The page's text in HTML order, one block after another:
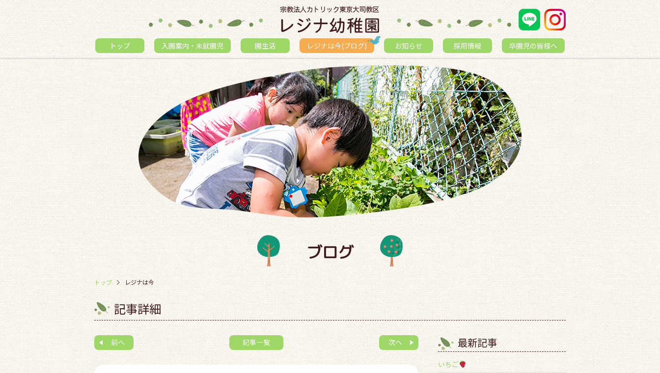
トップ 入園案内・未就園児 園生活 レジナは今(ブログ) お知らせ 採用情報 卒園児の皆様へ
ブログ
トップ レジナは今
記事詳細
前へ 次へ
記事一覧 最新記事
いちご